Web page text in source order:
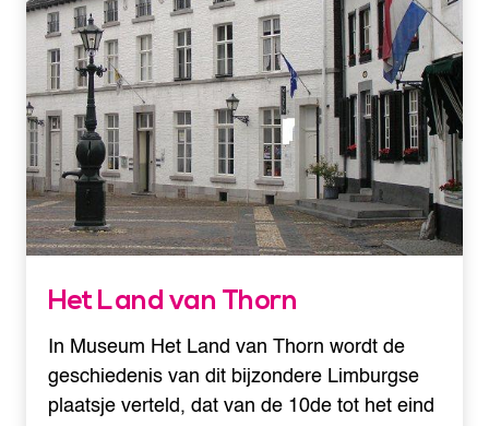
Het Land van Thorn
In Museum Het Land van Thorn wordt de
geschiedenis van dit bijzondere Limburgse
plaatsje verteld, dat van de 10de tot het eind